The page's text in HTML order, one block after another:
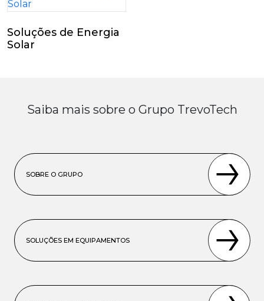
Soluções de Energia
Solar
Saiba mais sobre o Grupo TrevoTech
SOBRE O GRUPO
SOLUÇÕES EM EQUIPAMENTOS